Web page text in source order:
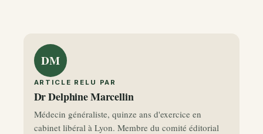
DM
ARTICLE RELU PAR
Dr Delphine Marcellin
Médecin généraliste, quinze ans d'exercice en
cabinet libéral à Lyon. Membre du comité éditorial